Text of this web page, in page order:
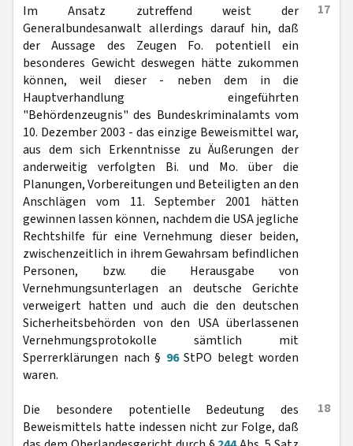
17
Im Ansatz zutreffend weist der
Generalbundesanwalt allerdings darauf hin, daß
der Aussage des Zeugen Fo. potentiell ein
besonderes Gewicht deswegen hätte zukommen
können, weil dieser - neben dem in die
Hauptverhandlung eingeführten
"Behördenzeugnis" des Bundeskriminalamts vom
10. Dezember 2003 - das einzige Beweismittel war,
aus dem sich Erkenntnisse zu Äußerungen der
anderweitig verfolgten Bi. und Mo. über die
Planungen, Vorbereitungen und Beteiligten an den
Anschlägen vom 11. September 2001 hätten
gewinnen lassen können, nachdem die USA jegliche
Rechtshilfe für eine Vernehmung dieser beiden,
zwischenzeitlich in ihrem Gewahrsam befindlichen
Personen, bzw. die Herausgabe von
Vernehmungsunterlagen an deutsche Gerichte
verweigert hatten und auch die den deutschen
Sicherheitsbehörden von den USA überlassenen
Vernehmungsprotokolle sämtlich mit
Sperrerklärungen nach § 96StPO belegt worden
waren.
18
Die besondere potentielle Bedeutung des
Beweismittels hatte indessen nicht zur Folge, daß